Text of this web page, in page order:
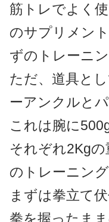
筋トレでよく
のサプリメン
ずのトレーニン
ただ、道具と
ーアンクルと
これは腕に
それぞれ2Kg
のトレーニング
まずは拳立て伏
拳を握ったま